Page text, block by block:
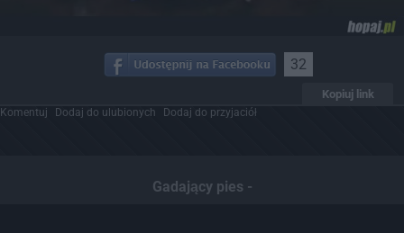
32
Kopiuj link
Komentuj Dodaj do ulubionych Dodaj do przyjaciół
Gadający pies -